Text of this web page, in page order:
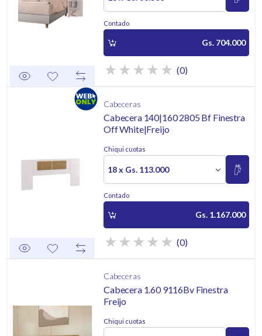
Contado
Gs. 704.000
(0)
Cabeceras
Cabecera 140|160 2805 Bf Finestra
Off White|Freijo
Chiqui cuotas
18 x Gs. 113.000
Contado
Gs. 1.167.000
(0)
Cabeceras
Cabecera 1.60 9116Bv Finestra
Freijo
Chiqui cuotas